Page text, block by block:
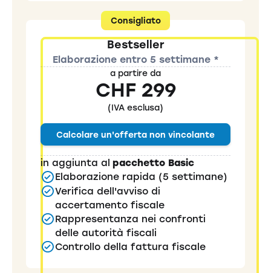
Consigliato
Bestseller
Elaborazione entro 5 settimane *
a partire da
CHF 299
(IVA esclusa)
Calcolare un'offerta non vincolante
in aggiunta al pacchetto Basic
Elaborazione rapida (5 settimane)
Verifica dell'avviso di
accertamento fiscale
Rappresentanza nei confronti
delle autorità fiscali
Controllo della fattura fiscale